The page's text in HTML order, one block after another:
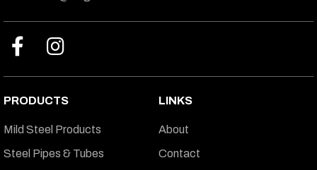
PRODUCTS
Mild Steel Products
Steel Pipes & Tubes
LINKS
About
Contact